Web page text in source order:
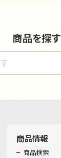
商品を探す
商品情報
商品検索